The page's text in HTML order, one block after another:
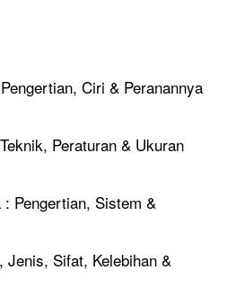
Ciri & Peranannya
Peraturan & Ukuran
Pengertian, Sistem &
Jenis, Sifat, Kelebihan &